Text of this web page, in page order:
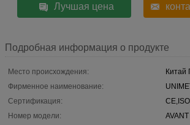
Лучшая цена
Подробная информация о продукте
Место происхождения:
Китай
Фирменное наименование:
Сертификация:
CE,ISO
Номер модели: